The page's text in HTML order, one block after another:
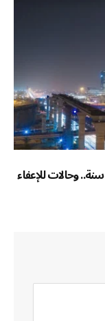
نظام إيرادات الدولة: تمكين تقسيط الديون 25 سنة.. وحالات للإعفاء